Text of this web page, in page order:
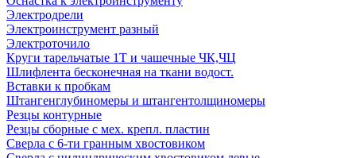
Электродрели
Электроинструмент разный
Электроточило
Круги тарельчатые 1Т и чашечные ЧК,ЧЦ
Шлифлента бесконечная на ткани водост.
Вставки к пробкам
Штангенглубиномеры и штангентолщиномеры
Резцы контурные
Резцы сборные с мех. крепл. пластин
Сверла с 6-ти гранным хвостовиком